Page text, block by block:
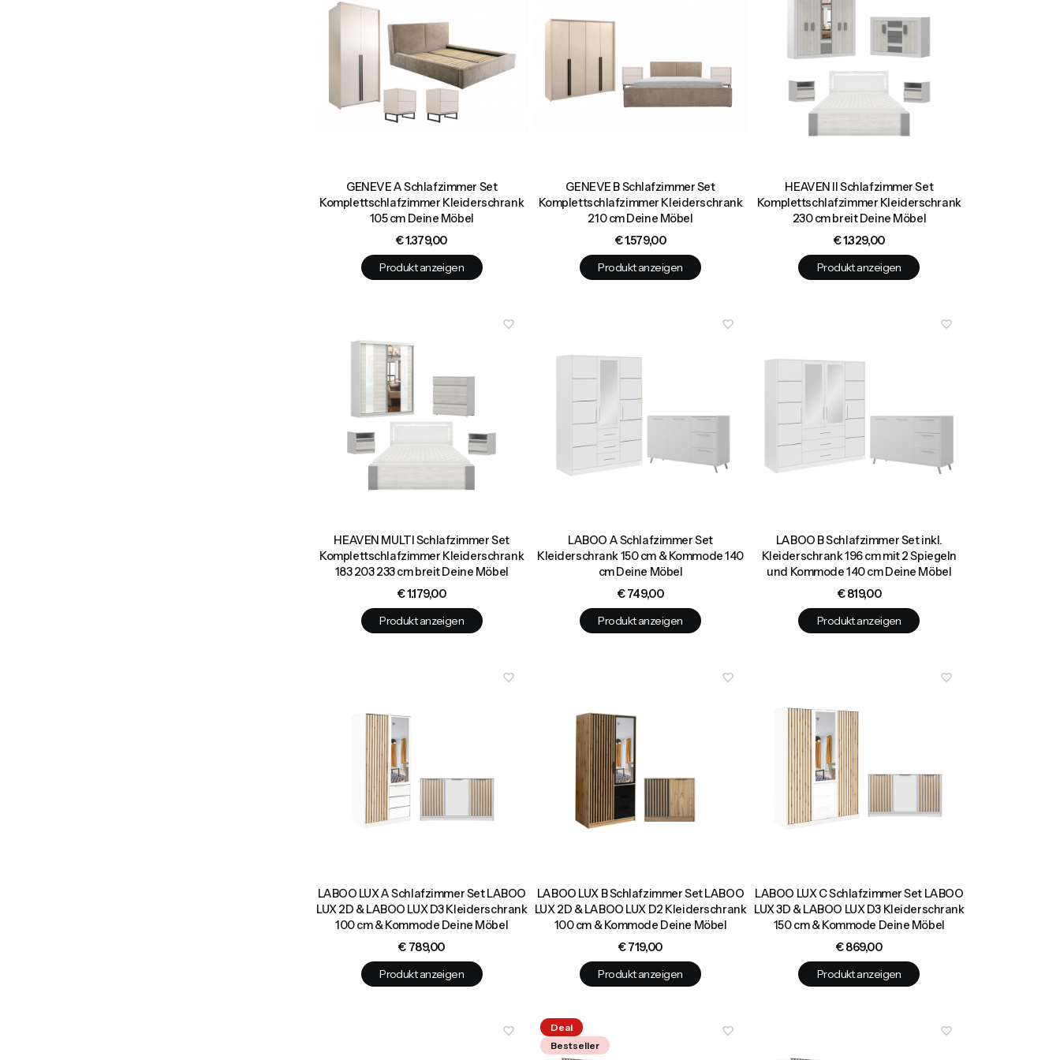
GENEVE A Schlafzimmer Set
Komplettschlafzimmer Kleiderschrank
105 cm Deine Möbel
Preis
€ 1.379,00
Produkt anzeigen
GENEVE B Schlafzimmer Set
Komplettschlafzimmer Kleiderschrank
210 cm Deine Möbel
Preis
€ 1.579,00
Produkt anzeigen
HEAVEN II Schlafzimmer Set
Komplettschlafzimmer Kleiderschrank
230 cm breit Deine Möbel
Preis
€ 1.329,00
Produkt anzeigen
HEAVEN MULTI Schlafzimmer Set
Komplettschlafzimmer Kleiderschrank
183 203 233 cm breit Deine Möbel
Preis
€ 1.179,00
Produkt anzeigen
LABOO A Schlafzimmer Set
Kleiderschrank 150 cm & Kommode 140
cm Deine Möbel
Preis
€ 749,00
Produkt anzeigen
LABOO B Schlafzimmer Set inkl.
Kleiderschrank 196 cm mit 2 Spiegeln
und Kommode 140 cm Deine Möbel
Preis
€ 819,00
Produkt anzeigen
LABOO LUX A Schlafzimmer Set LABOO
LUX 2D & LABOO LUX D3 Kleiderschrank
100 cm & Kommode Deine Möbel
Preis
€ 789,00
Produkt anzeigen
LABOO LUX B Schlafzimmer Set LABOO
LUX 2D & LABOO LUX D2 Kleiderschrank
100 cm & Kommode Deine Möbel
Preis
€ 719,00
Produkt anzeigen
LABOO LUX C Schlafzimmer Set LABOO
LUX 3D & LABOO LUX D3 Kleiderschrank
150 cm & Kommode Deine Möbel
Preis
€ 869,00
Produkt anzeigen
Deal
Bestseller